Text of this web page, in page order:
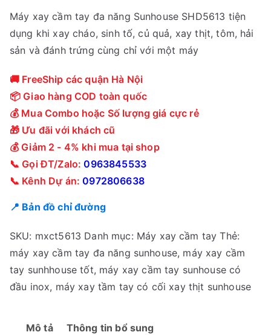
Máy xay cầm tay đa năng Sunhouse SHD5613 tiện
dụng khi xay cháo, sinh tố, củ quả, xay thịt, tôm, hải
sản và đánh trứng cùng chỉ với một máy
🚚 FreeShip các quận Hà Nội
📦 Giao hàng COD toàn quốc
💰 Mua Combo hoặc Số lượng giá cực rẻ
🎁 Ưu đãi với khách cũ
💰 Giảm 2 - 4% khi mua tại shop
📞 Gọi ĐT/Zalo:0963845533
📞 Kênh Dự án:0972806638
📍 Bản đồ chỉ đường
SKU: mxct5613 Danh mục: Máy xay cầm tay Thẻ:
máy xay cầm tay đa năng sunhouse, máy xay cầm
tay sunhhouse tốt, máy xay cầm tay sunhouse có
đầu inox, máy xay tầm tay có cối xay thịt sunhouse
Mô tả Thông tin bổ sung